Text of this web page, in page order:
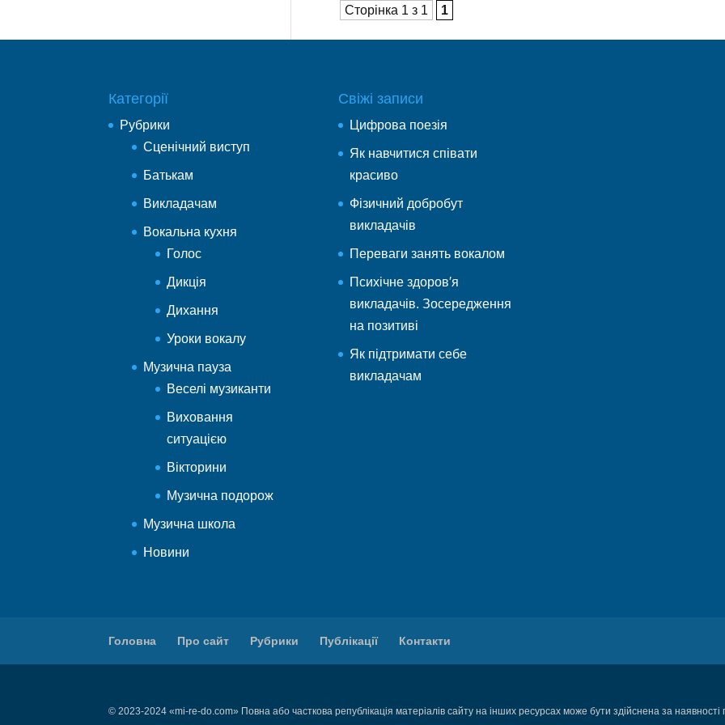
Сторінка 1 з 1 1
Категорії
Рубрики
Cценічний виступ
Батькам
Викладачам
Вокальна кухня
Голос
Дикція
Дихання
Уроки вокалу
Музична пауза
Веселі музиканти
Виховання
ситуацією
Вікторини
Музична подорож
Музична школа
Новини
Свіжі записи
Цифрова поезія
Як навчитися співати
красиво
Фізичний добробут
викладачів
Переваги занять вокалом
Психічне здоров′я
викладачів. Зосередження
на позитиві
Як підтримати себе
викладачам
Головна Про сайт Рубрики Публікації Контакти
© 2023-2024 «mi-re-do.com» Повна або часткова републікація матеріалів сайту на інших ресурсах може бути здійснена за